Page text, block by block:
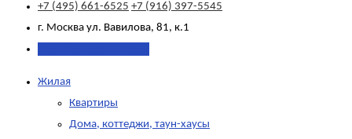
+7 (495) 661-6525 +7 (916) 397-5545
г. Москва ул. Вавилова, 81, к.1
Жилая
Квартиры
Дома, коттеджи, таун-хаусы